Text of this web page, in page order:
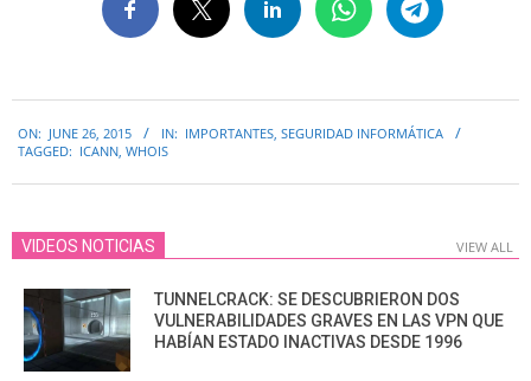
06-
ON: JUNE 26, 2015 IN: IMPORTANTES SEGURIDAD INFORMÁTICA
TAGGED: ICANN WHOIS
VIDEOS NOTICIAS VIEW ALL
TUNNELCRACK: SE DESCUBRIERON DOS
VULNERABILIDADES GRAVES EN LAS VPN QUE
HABÍAN ESTADO INACTIVAS DESDE 1996